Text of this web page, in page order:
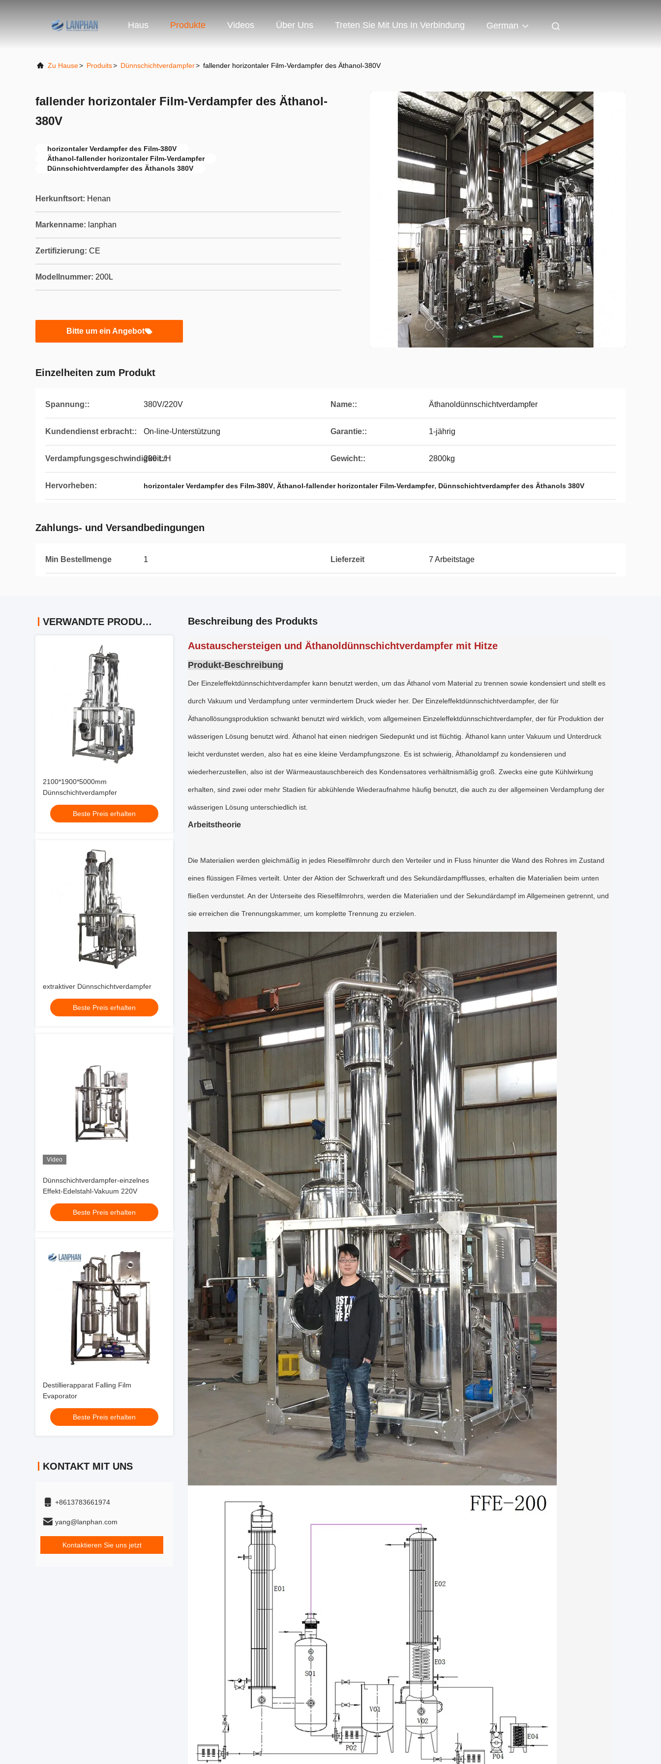
Haus Produkte Videos Über Uns Treten Sie Mit Uns In Verbindung German
Zu Hause> Produits> Dünnschichtverdampfer> fallender horizontaler Film-Verdampfer des Äthanol-380V
fallender horizontaler Film-Verdampfer des Äthanol-
380V
horizontaler Verdampfer des Film-380V
Äthanol-fallender horizontaler Film-Verdampfer
Dünnschichtverdampfer des Äthanols 380V
Herkunftsort: Henan
Markenname: lanphan
Zertifizierung: CE
Modellnummer: 200L
Bitte um ein Angebot
Einzelheiten zum Produkt
Spannung:: 380V/220V Name:: Äthanoldünnschichtverdampfer
Kundendienst erbracht:: On-line-Unterstützung Garantie:: 1-jährig
Verdampfungsgeschwindigkeit::
200 L/H Gewicht:: 2800kg
Hervorheben: horizontaler Verdampfer des Film-380V, Äthanol-fallender horizontaler Film-Verdampfer, Dünnschichtverdampfer des Äthanols 380V
Zahlungs- und Versandbedingungen
Min Bestellmenge 1 Lieferzeit 7 Arbeitstage
VERWANDTE PRODUKTE
2100*1900*5000mm
Dünnschichtverdampfer
Beste Preis erhalten
extraktiver Dünnschichtverdampfer
Beste Preis erhalten
Video
Dünnschichtverdampfer-einzelnes
Effekt-Edelstahl-Vakuum 220V
Beste Preis erhalten
Destillierapparat Falling Film
Evaporator
Beste Preis erhalten
KONTAKT MIT UNS
+8613783661974
yang@lanphan.com
Kontaktieren Sie uns jetzt
Beschreibung des Produkts
Austauschersteigen und Äthanoldünnschichtverdampfer mit Hitze
Produkt-Beschreibung
Der Einzeleffektdünnschichtverdampfer kann benutzt werden, um das Äthanol vom Material zu trennen sowie kondensiert und stellt es
durch Vakuum und Verdampfung unter vermindertem Druck wieder her. Der Einzeleffektdünnschichtverdampfer, der für
Äthanollösungsproduktion schwankt benutzt wird wirklich, vom allgemeinen Einzeleffektdünnschichtverdampfer, der für Produktion der
wässerigen Lösung benutzt wird. Äthanol hat einen niedrigen Siedepunkt und ist flüchtig. Äthanol kann unter Vakuum und Unterdruck
leicht verdunstet werden, also hat es eine kleine Verdampfungszone. Es ist schwierig, Äthanoldampf zu kondensieren und
wiederherzustellen, also ist der Wärmeaustauschbereich des Kondensatores verhältnismäßig groß. Zwecks eine gute Kühlwirkung
erhalten, sind zwei oder mehr Stadien für abkühlende Wiederaufnahme häufig benutzt, die auch zu der allgemeinen Verdampfung der
wässerigen Lösung unterschiedlich ist.
Arbeitstheorie
Die Materialien werden gleichmäßig in jedes Rieselfilmrohr durch den Verteiler und in Fluss hinunter die Wand des Rohres im Zustand
eines flüssigen Filmes verteilt. Unter der Aktion der Schwerkraft und des Sekundärdampfflusses, erhalten die Materialien beim unten
fließen verdunstet. An der Unterseite des Rieselfilmrohrs, werden die Materialien und der Sekundärdampf im Allgemeinen getrennt, und
sie erreichen die Trennungskammer, um komplette Trennung zu erzielen.